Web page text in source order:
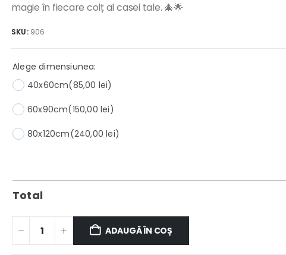
magie în fiecare colț al casei tale. 🎄🌟
SKU: 906
Alege dimensiunea:
40x60cm(85,00 lei)
60x90cm(150,00 lei)
80x120cm(240,00 lei)
Total
ADAUGĂ ÎN COȘ